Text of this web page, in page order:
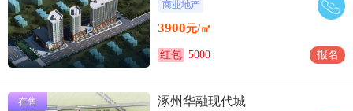
商业地产
3900元/㎡
红包 5000 报名
在售 涿州华融现代城